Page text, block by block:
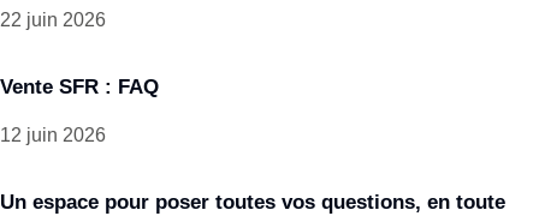
22 juin 2026
Vente SFR : FAQ
12 juin 2026
Un espace pour poser toutes vos questions, en toute